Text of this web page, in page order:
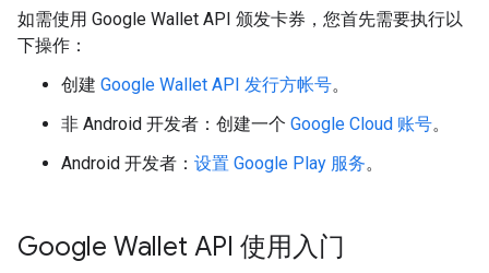
如需使用 Google Wallet API 颁发卡券，您首先需要执行以
下操作：
创建 Google Wallet API 发行方帐号。
非 Android 开发者：创建一个 Google Cloud 账号。
Android 开发者： 设置 Google Play 服务。
Google Wallet API 使用入门